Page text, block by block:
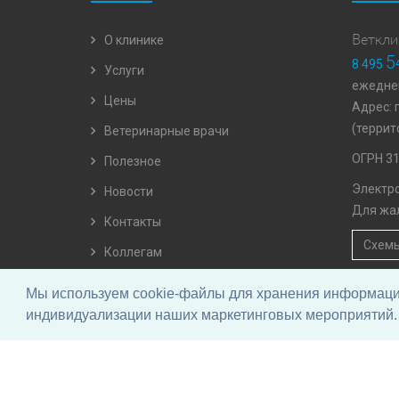
Мы используем cookie-файлы для хранения
индивидуализации наших маркетинговых
О клинике
Услуги
Цены
Ветеринарные врачи
Полезное
Новости
Контакты
Коллегам
Вопросы и ответы
8 495
Адрес:
ОГРН
Для